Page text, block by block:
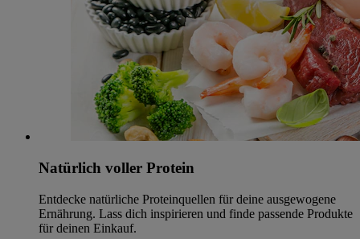
Natürlich voller Protein
Entdecke natürliche Proteinquellen für deine ausgewogene
Ernährung. Lass dich inspirieren und finde passende Produkte
für deinen Einkauf.